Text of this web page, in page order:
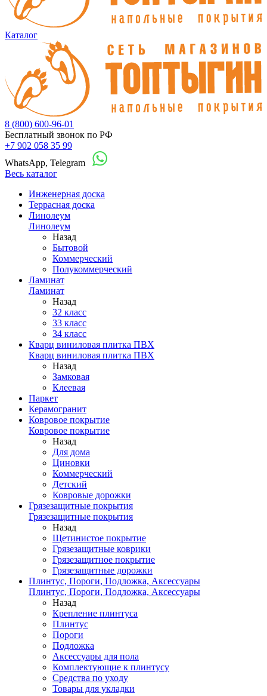
Каталог
8 (800) 600-96-01
Бесплатный звонок по РФ
+7 902 058 35 99
WhatsApp, Telegram
Весь каталог
Инженерная доска
Террасная доска
Линолеум
Линолеум
Назад
Бытовой
Коммерческий
Полукоммерческий
Ламинат
Ламинат
Назад
32 класс
33 класс
34 класс
Кварц виниловая плитка ПВХ
Кварц виниловая плитка ПВХ
Назад
Замковая
Клеевая
Паркет
Керамогранит
Ковровое покрытие
Ковровое покрытие
Назад
Для дома
Циновки
Коммерческий
Детский
Ковровые дорожки
Грязезащитные покрытия
Грязезащитные покрытия
Назад
Щетинистое покрытие
Грязезащитные коврики
Грязезащитное покрытие
Грязезащитные дорожки
Плинтус, Пороги, Подложка, Аксессуары
Плинтус, Пороги, Подложка, Аксессуары
Назад
Крепление плинтуса
Плинтус
Пороги
Подложка
Аксессуары для пола
Комплектующие к плинтусу
Средства по уходу
Товары для укладки